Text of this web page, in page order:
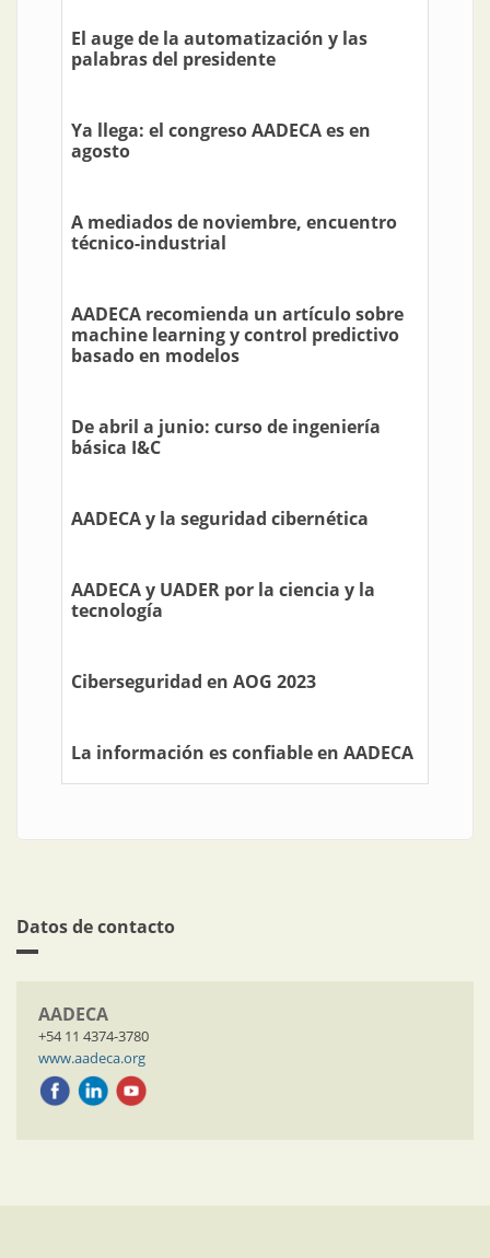
El auge de la automatización y las
palabras del presidente
Ya llega: el congreso AADECA es en
agosto
A mediados de noviembre, encuentro
técnico-industrial
AADECA recomienda un artículo sobre
machine learning y control predictivo
basado en modelos
De abril a junio: curso de ingeniería
básica I&C
AADECA y la seguridad cibernética
AADECA y UADER por la ciencia y la
tecnología
Ciberseguridad en AOG 2023
La información es confiable en AADECA
Datos de contacto
AADECA
+54 11 4374-3780
www.aadeca.org